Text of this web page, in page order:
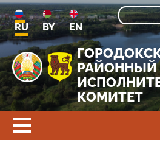
RU BY EN
РАЙОННЫЙ
КОМИТЕТ